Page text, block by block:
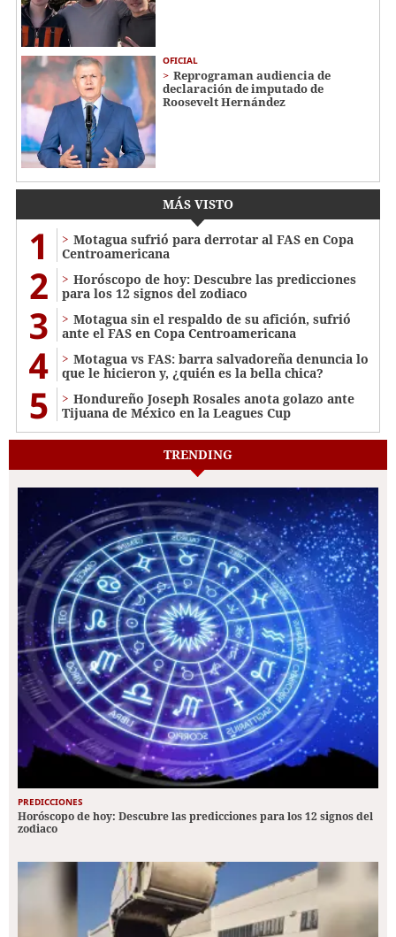
OFICIAL
Reprograman audiencia de
declaración de imputado de
Roosevelt Hernández
MÁS VISTO
1
Motagua sufrió para derrotar al FAS en Copa
Centroamericana
2
Horóscopo de hoy: Descubre las predicciones
para los 12 signos del zodiaco
3
Motagua sin el respaldo de su afición, sufrió
ante el FAS en Copa Centroamericana
4
Motagua vs FAS: barra salvadoreña denuncia lo
que le hicieron y, ¿quién es la bella chica?
5
Hondureño Joseph Rosales anota golazo ante
Tijuana de México en la Leagues Cup
TRENDING
PREDICCIONES
Horóscopo de hoy: Descubre las predicciones para los 12 signos del
zodiaco